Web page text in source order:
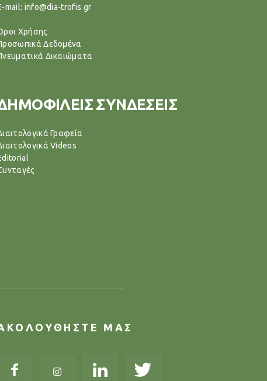
mail: info@dia-trofis.gr
Χρήσης
Δεδομένα
Δικαιώματα
ΣΥΝΔΕΣΕΙΣ
Γραφεία
Videos
ΜΑΣ